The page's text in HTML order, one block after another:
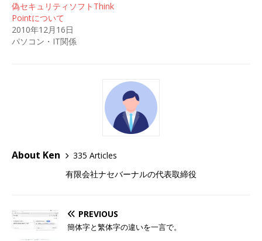
偽セキュリティソフトThink
Pointについて
2010年12月16日
パソコン・IT関係
About Ken
335 Articles
有限会社ナセバーナルの代表取締役
PREVIOUS
簡体字と繁体字の違いを一言で。